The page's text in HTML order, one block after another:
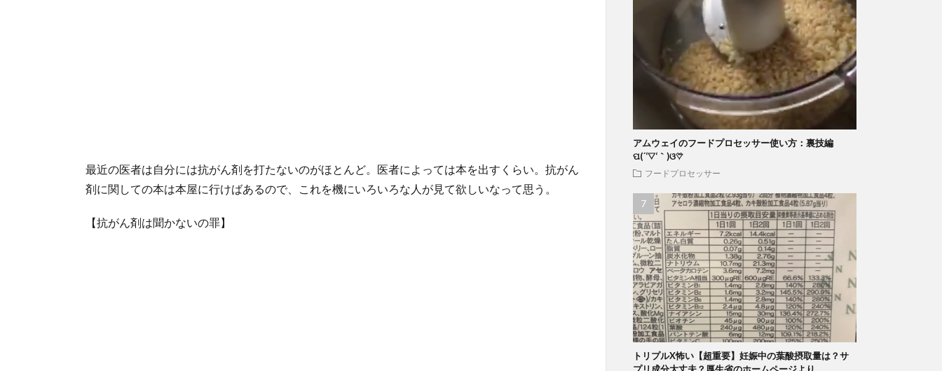
最近の医者は自分には抗がん剤を打たないのがほとんど。医者によっては本を出すくらい。抗がん
剤に関しての本は本屋に行けばあるので、これを機にいろいろな人が見て欲しいなって思う。
【抗がん剤は聞かないの罪】
アムウェイのフードプロセッサー使い方：裏技編
ପ(´‘▽‘｀)ଓ♡⃛
フードプロセッサー
トリプルX怖い【超重要】妊娠中の葉酸摂取量は？サ